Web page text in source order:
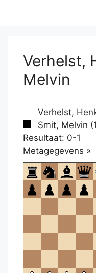
Verhelst,
Melvin
Verhelst,
Smit, Melvin
Resultaat: 0-1
Metagegevens »